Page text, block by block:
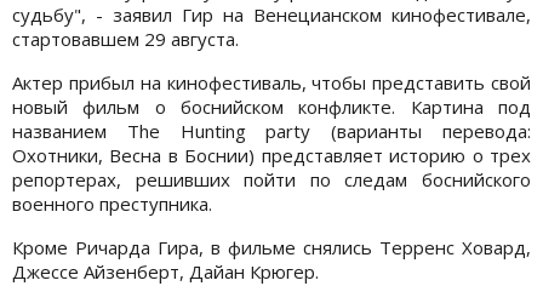
судьбу", - заявил Гир на Венецианском кинофестивале,
стартовавшем 29 августа.
Актер прибыл на кинофестиваль, чтобы представить свой
новый фильм о боснийском конфликте. Картина под
названием The Hunting party (варианты перевода:
Охотники, Весна в Боснии) представляет историю о трех
репортерах, решивших пойти по следам боснийского
военного преступника.
Кроме Ричарда Гира, в фильме снялись Терренс Ховард,
Джессе Айзенберт, Дайан Крюгер.